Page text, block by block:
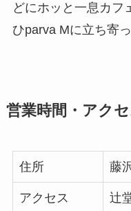
どにホッと一息カフ
ひparva Mに立ち寄
営業時間・アク
住所 藤
アクセス 辻